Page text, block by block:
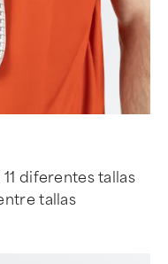
diferentes tallas
tallas